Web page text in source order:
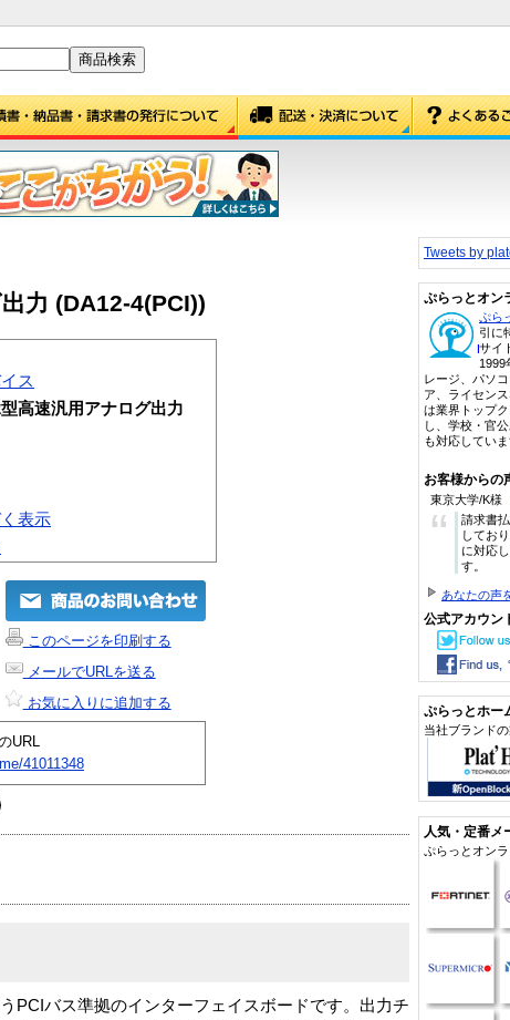
力 (DA12-4(PCI))
ス
高速汎用アナログ出力
表示
このページを印刷する
メールでURLを送る
お気に入りに追加する
URL
41011348
PCIバス準拠のインターフェイスボードです。出力チ
Tweets by
ぷらっとオン
ぷら
引に
サイ
1999
レージ、パソ
ア、ライセン
は業界トップ
し、学校・官
も対応していま
お客様からの
東京大学/K様
“
請求書
してお
に対応
す。
あなたの声
公式アカウン
ぷらっとホー
当社ブランド
人気・定番メ
ぷらっとオン